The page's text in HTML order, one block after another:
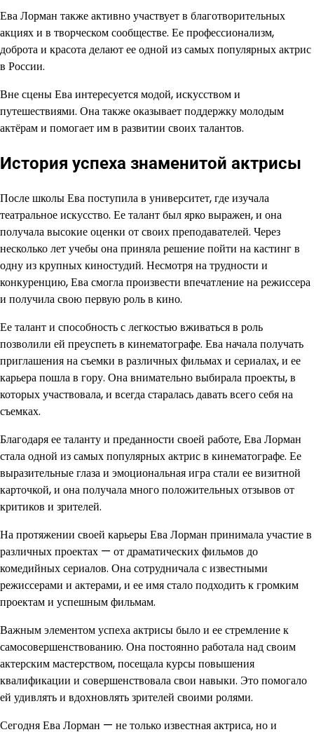
Ева Лорман также активно участвует в благотворительных
акциях и в творческом сообществе. Ее профессионализм,
доброта и красота делают ее одной из самых популярных актрис
в России.
Вне сцены Ева интересуется модой, искусством и
путешествиями. Она также оказывает поддержку молодым
актёрам и помогает им в развитии своих талантов.
История успеха знаменитой актрисы
После школы Ева поступила в университет, где изучала
театральное искусство. Ее талант был ярко выражен, и она
получала высокие оценки от своих преподавателей. Через
несколько лет учебы она приняла решение пойти на кастинг в
одну из крупных киностудий. Несмотря на трудности и
конкуренцию, Ева смогла произвести впечатление на режиссера
и получила свою первую роль в кино.
Ее талант и способность с легкостью вживаться в роль
позволили ей преуспеть в кинематографе. Ева начала получать
приглашения на съемки в различных фильмах и сериалах, и ее
карьера пошла в гору. Она внимательно выбирала проекты, в
которых участвовала, и всегда старалась давать всего себя на
съемках.
Благодаря ее таланту и преданности своей работе, Ева Лорман
стала одной из самых популярных актрис в кинематографе. Ее
выразительные глаза и эмоциональная игра стали ее визитной
карточкой, и она получала много положительных отзывов от
критиков и зрителей.
На протяжении своей карьеры Ева Лорман принимала участие в
различных проектах — от драматических фильмов до
комедийных сериалов. Она сотрудничала с известными
режиссерами и актерами, и ее имя стало подходить к громким
проектам и успешным фильмам.
Важным элементом успеха актрисы было и ее стремление к
самосовершенствованию. Она постоянно работала над своим
актерским мастерством, посещала курсы повышения
квалификации и совершенствовала свои навыки. Это помогало
ей удивлять и вдохновлять зрителей своими ролями.
Сегодня Ева Лорман — не только известная актриса, но и